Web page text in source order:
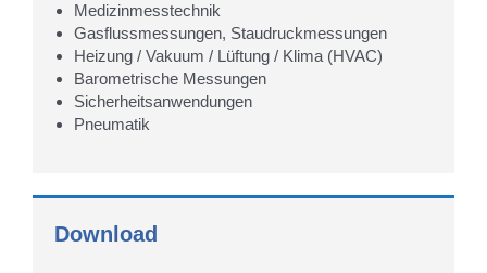
Medizinmesstechnik
Gasflussmessungen, Staudruckmessungen
Heizung / Vakuum / Lüftung / Klima (HVAC)
Barometrische Messungen
Sicherheitsanwendungen
Pneumatik
Download